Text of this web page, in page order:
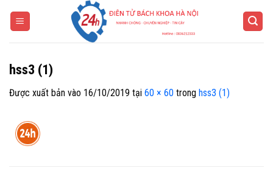
hss3 (1)
Được xuất bản vào 16/10/2019 tại 60 × 60 trong hss3 (1)